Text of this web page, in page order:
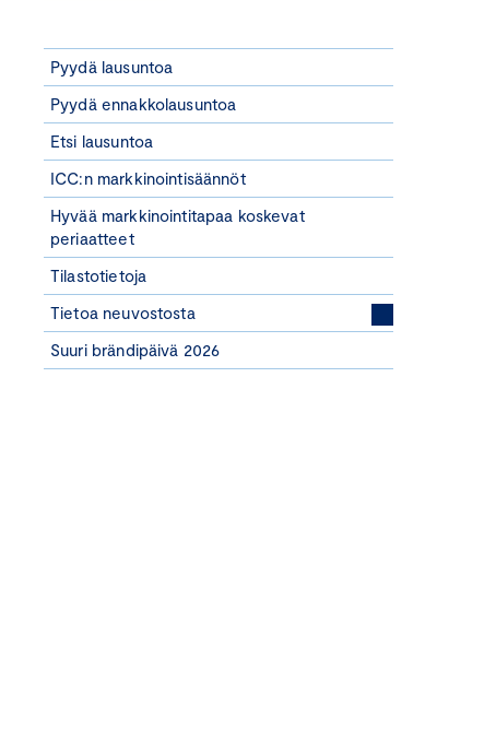
Pyydä lausuntoa
Pyydä ennakkolausuntoa
Etsi lausuntoa
ICC:n markkinointisäännöt
Hyvää markkinointitapaa koskevat
periaatteet
Tilastotietoja
Tietoa neuvostosta
Suuri brändipäivä 2026